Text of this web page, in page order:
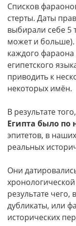
Списков
стерты. Даты
выбирали себе 5
может и
каждого
египетского
приводить к
некоторых имён.
В результате
Египта было по
эпитетов, в
реальных
Они
результате
дубликаты, или
исторических